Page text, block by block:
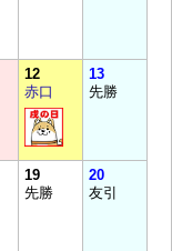
12
赤口
13
先勝
19
先勝
20
友引